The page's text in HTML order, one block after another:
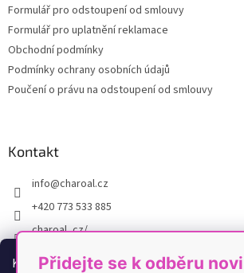
K personalizaci obsahu a reklam,
Formulář pro odstoupení od smlouvy
Formulář pro uplatnění reklamace
Obchodní podmínky
Podmínky ochrany osobních údajů
Poučení o právu na odstoupení od smlouvy
Kontakt
info@charoal.cz
+420 773 533 885
charoal_cz/
https://www.youtube.com/@Charoal
Přidejte se k odběru